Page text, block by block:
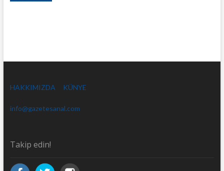
HAKKIMIZDA KÜNYE
info@gazetesanal.com
Takip edin!